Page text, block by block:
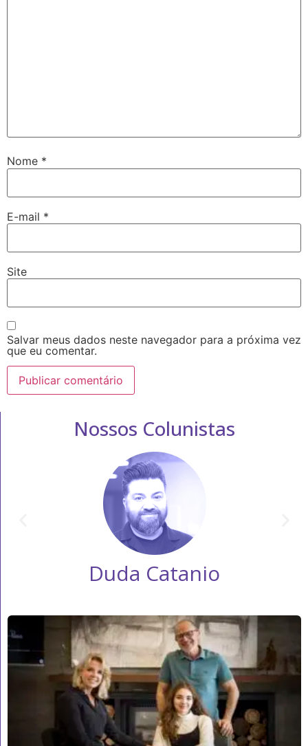
Nome *
E-mail *
Site
Salvar meus dados neste navegador para a próxima vez
que eu comentar.
Nossos Colunistas
Duda Catanio